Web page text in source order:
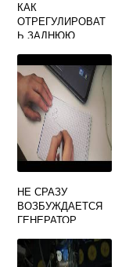
КАК
ОТРЕГУЛИРОВАТ
Ь ЗАДНЮЮ
ЛАРГУС
НЕ СРАЗУ
ВОЗБУЖДАЕТСЯ
ГЕНЕРАТОР